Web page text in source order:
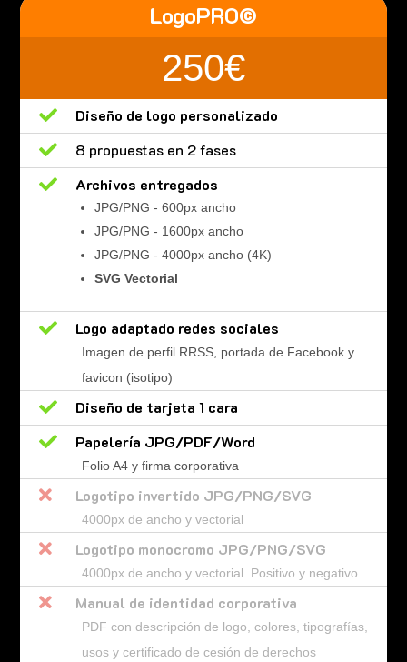
LogoPRO©
250€

Diseño de logo personalizado

8 propuestas en 2 fases

Archivos entregados
JPG/PNG - 600px ancho
JPG/PNG - 1600px ancho
JPG/PNG - 4000px ancho (4K)
SVG Vectorial
 Logo adaptado redes sociales
Imagen de perfil RRSS, portada de Facebook y
favicon (isotipo)

Diseño de tarjeta 1 cara

Papelería JPG/PDF/Word
Folio A4 y firma corporativa
 Logotipo invertido JPG/PNG/SVG
4000px de ancho y vectorial
 Logotipo monocromo JPG/PNG/SVG
4000px de ancho y vectorial. Positivo y negativo
 Manual de identidad corporativa
PDF con descripción de logo, colores, tipografías,
usos y certificado de cesión de derechos